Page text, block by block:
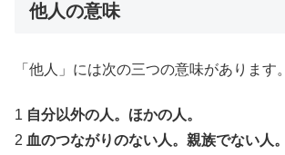
他人の意味
「他人」には次の三つの意味があります。
1 自分以外の人。ほかの人。
2 血のつながりのない人。親族でない人。